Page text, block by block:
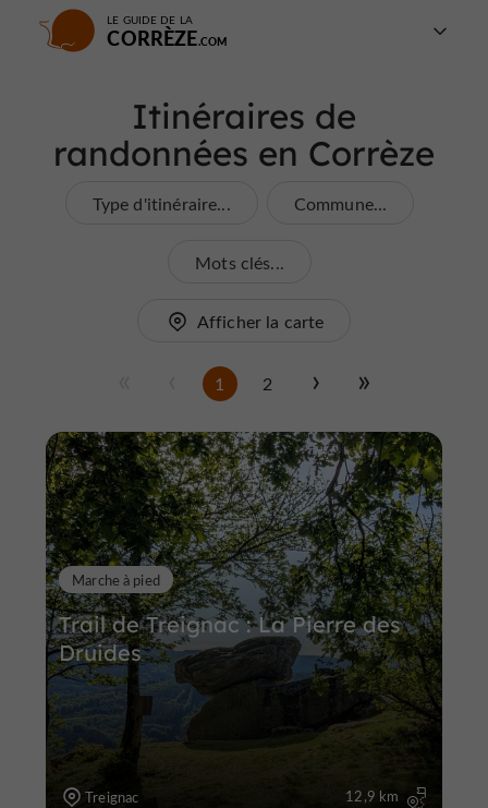
LE GUIDE DE LA
CORRÈZE
Itinéraires de
randonnées en Corrèze
Type d'itinéraire... Commune...
Mots clés...
Afficher la carte
1 2
Trail de Treignac : La Pierre des
Druides
Marche à pied
Treignac 12,9 km